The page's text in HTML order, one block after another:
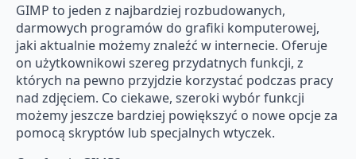
GIMP to jeden z najbardziej rozbudowanych,
darmowych programów do grafiki komputerowej,
jaki aktualnie możemy znaleźć w internecie. Oferuje
on użytkownikowi szereg przydatnych funkcji, z
których na pewno przyjdzie korzystać podczas pracy
nad zdjęciem. Co ciekawe, szeroki wybór funkcji
możemy jeszcze bardziej powiększyć o nowe opcje za
pomocą skryptów lub specjalnych wtyczek.